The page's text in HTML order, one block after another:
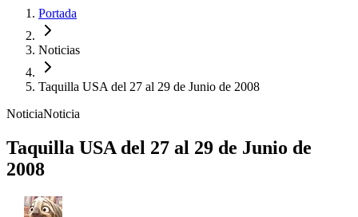
Portada
Noticias
Taquilla USA del 27 al 29 de Junio de 2008
NoticiaNoticia
Taquilla USA del 27 al 29 de Junio de
2008